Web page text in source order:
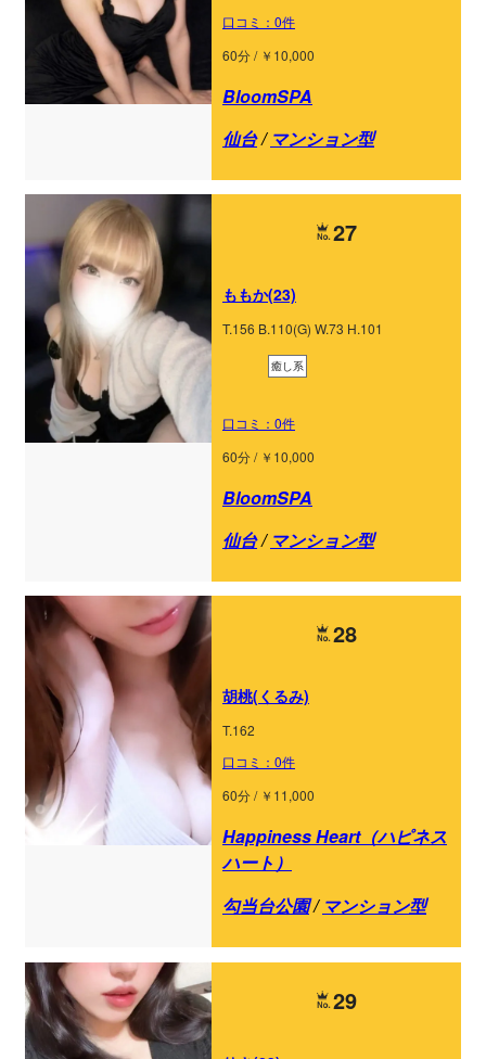
口コミ：0件
60分 / ￥10,000
BloomSPA
仙台/ マンション型
27
ももか(23)
T.156 B.110(G) W.73 H.101
癒し系
口コミ：0件
60分 / ￥10,000
BloomSPA
仙台/ マンション型
28
胡桃(くるみ)
T.162
口コミ：0件
60分 / ￥11,000
Happiness Heart（ハピネス
ハート）
勾当台公園/ マンション型
29